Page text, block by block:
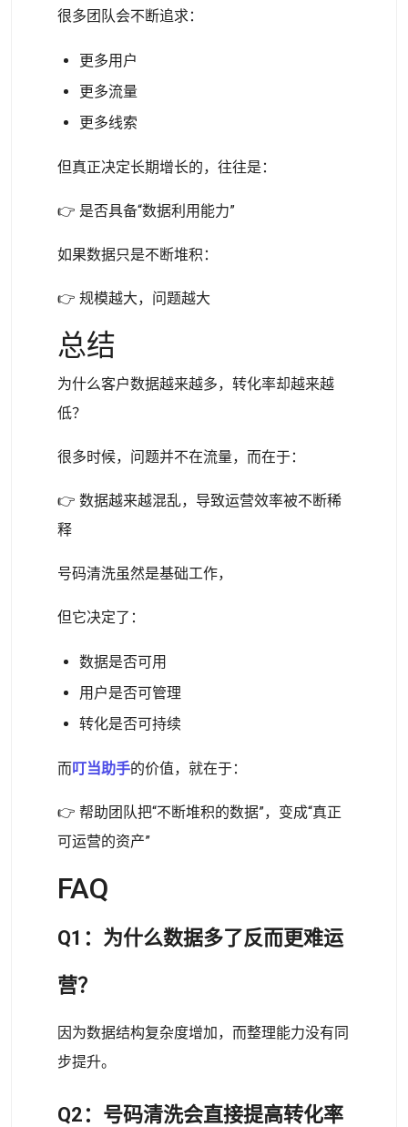
很多团队会不断追求：
更多用户
更多流量
更多线索
但真正决定长期增长的，往往是：
👉 是否具备“数据利用能力”
如果数据只是不断堆积：
👉 规模越大，问题越大
总结
为什么客户数据越来越多，转化率却越来越
低？
很多时候，问题并不在流量，而在于：
👉 数据越来越混乱，导致运营效率被不断稀
释
号码清洗虽然是基础工作，
但它决定了：
数据是否可用
用户是否可管理
转化是否可持续
而叮当助手的价值，就在于：
👉 帮助团队把“不断堆积的数据”，变成“真正
可运营的资产”
FAQ
Q1：为什么数据多了反而更难运
营？
因为数据结构复杂度增加，而整理能力没有同
步提升。
Q2：号码清洗会直接提高转化率